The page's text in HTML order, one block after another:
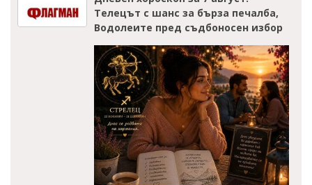
Телецът с шанс за бърза печалба,
Водолеите пред съдбоносен избор